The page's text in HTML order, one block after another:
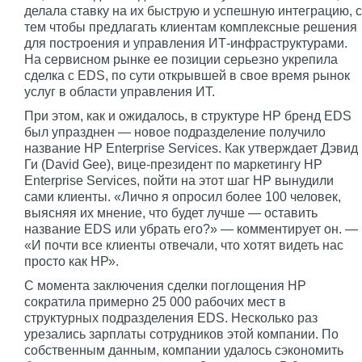
делала ставку на их быструю и успешную интеграцию, с
тем чтобы предлагать клиентам комплексные решения
для построения и управления ИТ-инфраструктурами.
На сервисном рынке ее позиции серьезно укрепила
сделка с EDS, по сути открывшей в свое время рынок
услуг в области управления ИТ.
При этом, как и ожидалось, в структуре НР бренд EDS
был упразднен — новое подразделение получило
название HP Enterprise Services. Как утверждает Дэвид
Ги (David Gee), вице-президент по маркетингу HP
Enterprise Services, пойти на этот шаг НР вынудили
сами клиенты. «Лично я опросил более 100 человек,
выясняя их мнение, что будет лучше — оставить
название EDS или убрать его?» — комментирует он. —
«И почти все клиенты отвечали, что хотят видеть нас
просто как НР».
С момента заключения сделки поглощения НР
сократила примерно 25 000 рабочих мест в
структурных подразделения EDS. Несколько раз
урезались зарплаты сотрудников этой компании. По
собственным данным, компании удалось сэкономить